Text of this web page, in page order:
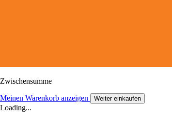
Zwischensumme
Meinen Warenkorb anzeigen Weiter einkaufen
Loading...